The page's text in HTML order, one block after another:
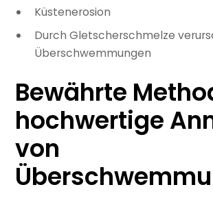
Küstenerosion
Durch Gletscherschmelze
Überschwemmungen
Bewährte
hochwertige
von